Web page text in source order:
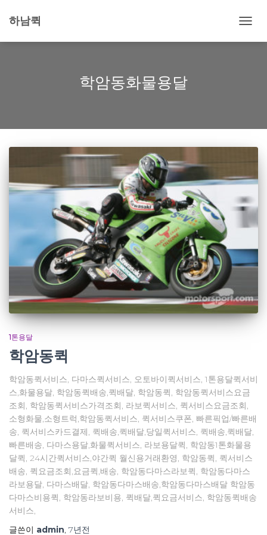
하남퀵
비
학암동화물용달
1톤용달
학암동퀵
학암동퀵서비스, 다마스퀵서비스, 오토바이퀵서비스, 1톤용달퀵서비
스,화물용달, 학암동퀵배송,퀵배달, 학암동퀵, 학암동퀵서비스요금
조회, 학암동퀵서비스가격조회, 라보퀵서비스, 퀵서비스요금조회,
소형화물,소형트럭,학암동퀵서비스, 퀵서비스쿠폰, 빠른픽업/빠른배
송, 퀵서비스카드결제, 퀵배송,퀵배달,당일퀵서비스, 퀵배송,퀵배달,
빠른배송, 다마스용달,화물퀵서비스, 라보용달퀵, 학암동1톤화물용
달퀵, 24시간퀵서비스,야간퀵 월신용거래환영, 학암동퀵, 퀵서비스
배송, 퀵요금조회,요금퀵,배송, 학암동다마스라보퀵, 학암동다마스
라보용달, 다마스배달, 학암동다마스배송,학암동다마스배달 학암동
다마스비용퀵, 학암동라보비용, 퀵배달,퀵요금서비스, 학암동퀵배송
서비스,
글쓴이 admin, 7년전